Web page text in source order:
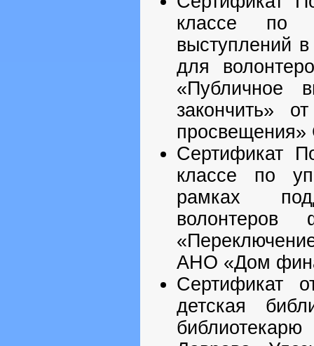
классе по
выступлений
для
«Публичное
закончить»
Сертификат
классе по
рамках
волонтеров
АНО «Дом
Сертификат
детская